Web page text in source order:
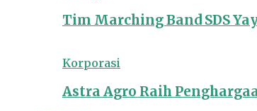
Tim Marching Band SDS
Korporasi
Astra Agro Raih